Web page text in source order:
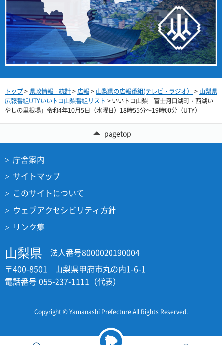
トップ> 県政情報・統計> 広報> 山梨県の広報番組(テレビ・ラジオ） > 山梨県
広報番組UTYいいトコ山梨番組リスト > いいトコ山梨「富士河口湖町・西湖い
やしの里根場」令和4年10月5日（水曜日）18時55分～19時00分（UTY）
pagetop
庁舎案内
サイトマップ
このサイトについて
ウェブアクセシビリティ方針
リンク集
山梨県
法人番号8000020190004
〒400-8501 山梨県甲府市丸の内1-6-1
電話番号 055-237-1111（代表）
Copyright © Yamanashi Prefecture.All Rights Reserved.